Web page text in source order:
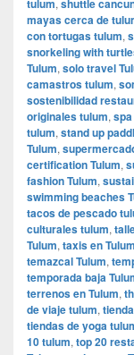
tulum shuttle
mayas cerca de
con tortugas tulum,
snorkeling with
Tulum, solo travel
camastros tulum,
sostenibilidad
originales tulum, spa
tulum, stand up
Tulum,
certification Tulum,
fashion Tulum,
swimming beaches
tacos de pescado
culturales tulum,
Tulum, taxis en Tulum
temazcal Tulum,
temporada baja
terrenos en Tulum,
de viaje tulum,
tiendas de yoga
10 tulum, top 20